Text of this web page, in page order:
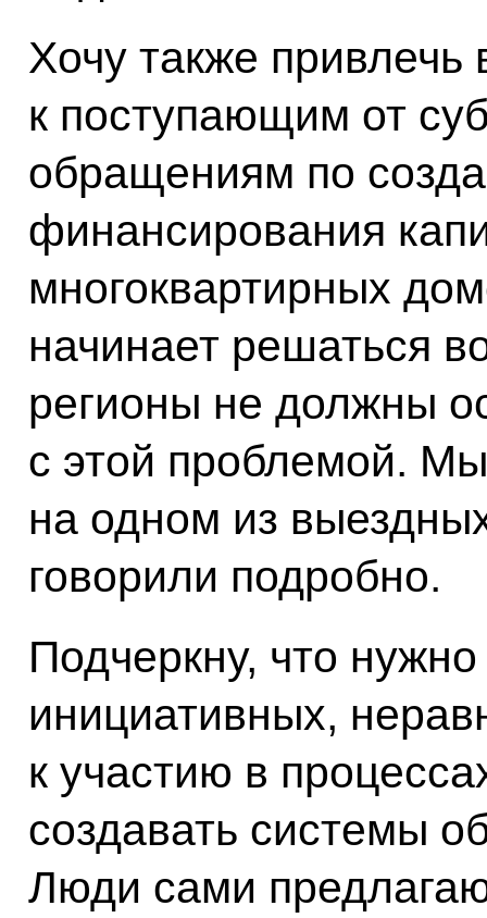
Хочу также
к поступающим от
обращениям по
финансирования
многоквартирных
начинает решаться
регионы не должны
с этой проблемой.
на одном из
говорили подробно.
Подчеркну, что
инициативных,
к участию в
создавать системы
Люди сами